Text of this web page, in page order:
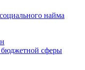
найма
сферы